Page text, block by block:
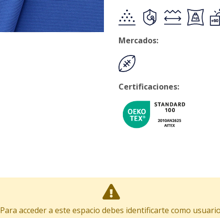
Mercados:
Certificaciones:
Para acceder a este espacio debes identificarte como